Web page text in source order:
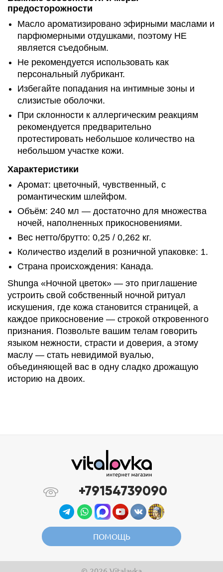
предосторожности
Масло ароматизировано эфирными маслами и
парфюмерными отдушками, поэтому НЕ
является съедобным.
Не рекомендуется использовать как
персональный лубрикант.
Избегайте попадания на интимные зоны и
слизистые оболочки.
При склонности к аллергическим реакциям
рекомендуется предварительно
протестировать небольшое количество на
небольшом участке кожи.
Характеристики
Аромат: цветочный, чувственный, с
романтическим шлейфом.
Объём: 240 мл — достаточно для множества
ночей, наполненных прикосновениями.
Вес нетто/брутто: 0,25 / 0,262 кг.
Количество изделий в розничной упаковке: 1.
Страна происхождения: Канада.
Shunga «Ночной цветок» — это приглашение
устроить свой собственный ночной ритуал
искушения, где кожа становится страницей, а
каждое прикосновение — строкой откровенного
признания. Позвольте вашим телам говорить
языком нежности, страсти и доверия, а этому
маслу — стать невидимой вуалью,
объединяющей вас в одну сладко дрожащую
историю на двоих.
+79154739090
ПОМОЩЬ